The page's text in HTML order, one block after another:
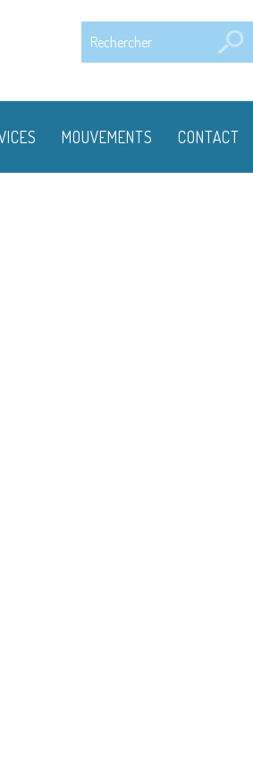
MOUVEMENTS CONTACT